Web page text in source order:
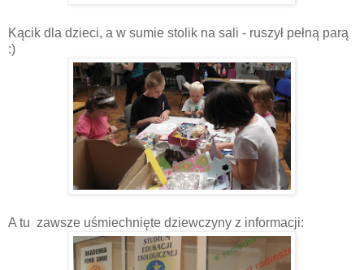
Kącik dla dzieci, a w sumie stolik na sali - ruszył pełną parą
:)
A tu zawsze uśmiechnięte dziewczyny z informacji: